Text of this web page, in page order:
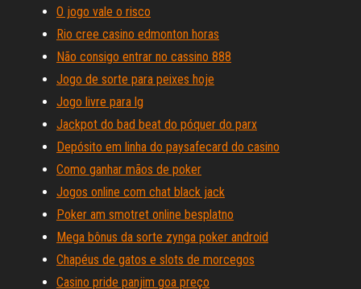
O jogo vale o risco
Rio cree casino edmonton horas
Não consigo entrar no cassino 888
Jogo de sorte para peixes hoje
Jogo livre para lg
Jackpot do bad beat do póquer do parx
Depósito em linha do paysafecard do casino
Como ganhar mãos de poker
Jogos online com chat black jack
Poker am smotret online besplatno
Mega bônus da sorte zynga poker android
Chapéus de gatos e slots de morcegos
Casino pride panjim goa preço